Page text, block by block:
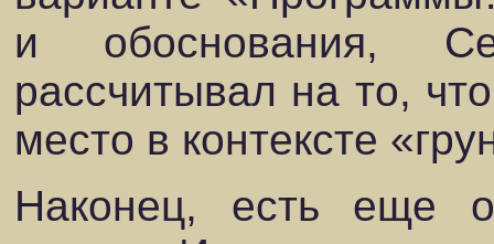
и обоснования,
рассчитывал на то,
место в контексте
Наконец, есть еще